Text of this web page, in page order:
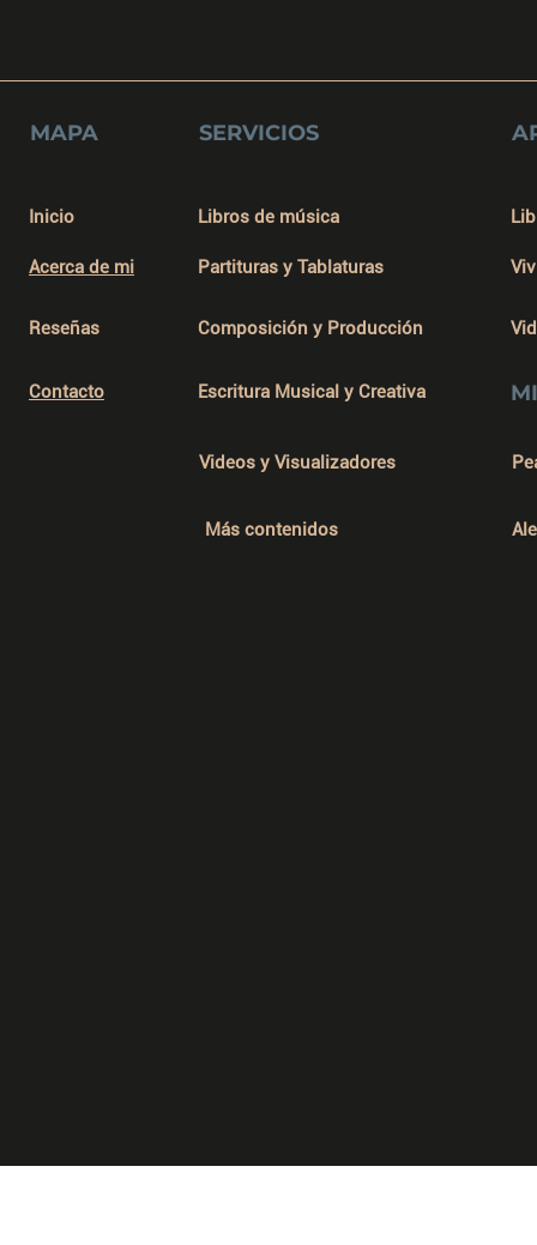
MAPA SERVICIOS
Inicio
Acerca de mi
Reseñas
Contacto
Libros de música
Partituras y Tablaturas
Composición y Producción
Escritura Musical y Creativa
Videos y Visualizadores
Más contenidos